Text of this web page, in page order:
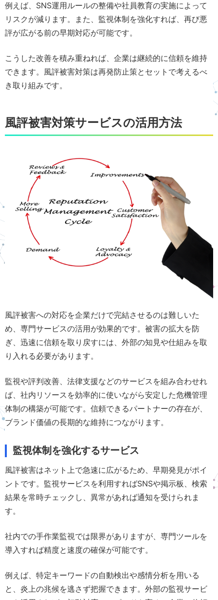
例えば、SNS運用ルールの整備や社員教育の実施によって
リスクが減ります。また、監視体制を強化すれば、再び悪
評が広がる前の早期対応が可能です。
こうした改善を積み重ねれば、企業は継続的に信頼を維持
できます。風評被害対策は再発防止策とセットで考えるべ
き取り組みです。
風評被害対策サービスの活用方法
風評被害への対応を企業だけで完結させるのは難しいた
め、専門サービスの活用が効果的です。被害の拡大を防
ぎ、迅速に信頼を取り戻すには、外部の知見や仕組みを取
り入れる必要があります。
監視や評判改善、法律支援などのサービスを組み合わせれ
ば、社内リソースを効率的に使いながら安定した危機管理
体制の構築が可能です。信頼できるパートナーの存在が、
ブランド価値の長期的な維持につながります。
監視体制を強化するサービス
風評被害はネット上で急速に広がるため、早期発見がポイ
ントです。監視サービスを利用すればSNSや掲示板、検索
結果を常時チェックし、異常があれば通知を受けられま
す。
社内での手作業監視では限界がありますが、専門ツールを
導入すれば精度と速度の確保が可能です。
例えば、特定キーワードの自動検出や感情分析を用いる
と、炎上の兆候を逃さず把握できます。外部の監視サービ